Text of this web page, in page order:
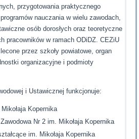
przygotowania praktycznego
nauczania w wielu zawodach,
osób dorosłych oraz teoretyczne
pracowników w ramach ODiDZ. CEZiU
przez szkoły powiatowe, organ
organizacyjne i podmioty
i Ustawicznej funkcjonuje:
Kopernika
Nr 2 im. Mikołaja Kopernika
im. Mikołaja Kopernika